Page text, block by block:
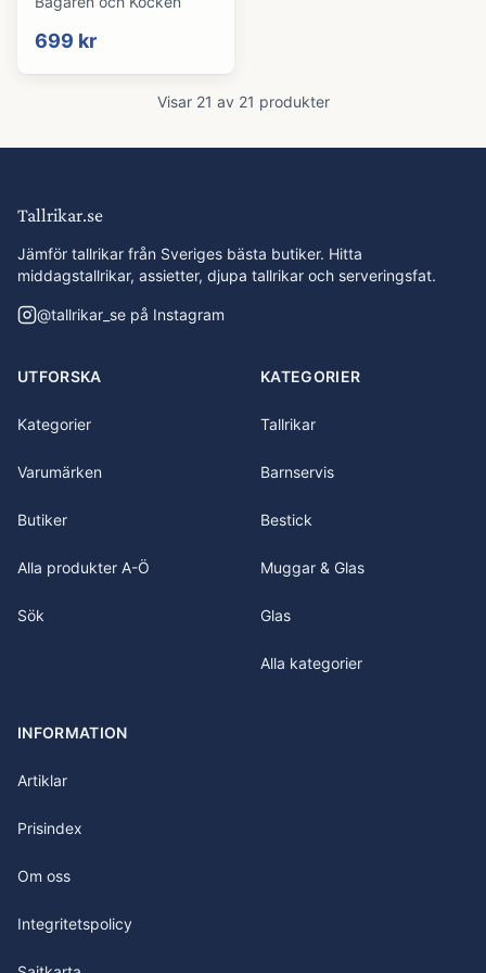
699 kr
Visar 21 av 21 produkter
Tallrikar.se
Jämför tallrikar från Sveriges bästa butiker. Hitta
middagstallrikar, assietter, djupa tallrikar och serveringsfat.
@tallrikar_se på Instagram
UTFORSKA
Kategorier
Varumärken
Butiker
Alla produkter A-Ö
Sök
KATEGORIER
Tallrikar
Barnservis
Bestick
Muggar & Glas
Glas
Alla kategorier
INFORMATION
Artiklar
Prisindex
Om oss
Integritetspolicy